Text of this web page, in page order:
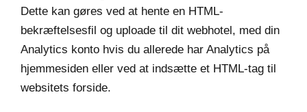
Dette kan gøres ved at hente en HTML-
bekræftelsesfil og uploade til dit webhotel, med din
Analytics konto hvis du allerede har Analytics på
hjemmesiden eller ved at indsætte et HTML-tag til
websitets forside.